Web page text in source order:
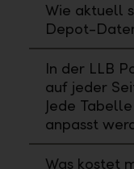
Wie aktuell
Depot-
In der LLB
auf jeder
Jede
anpasst
Was kostet